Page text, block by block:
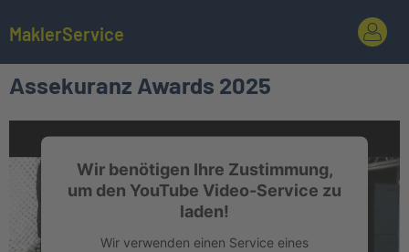
MaklerService
Assekuranz Awards 2025
Wir benötigen Ihre Zustimmung,
um den YouTube Video-Service zu
laden!
Wir verwenden einen Service eines